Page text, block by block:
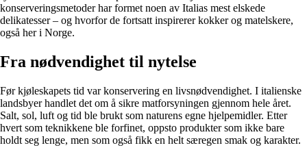
konserveringsmetoder har formet noen av Italias mest elskede
delikatesser – og hvorfor de fortsatt inspirerer kokker og matelskere,
også her i Norge.
Fra nødvendighet til nytelse
Før kjøleskapets tid var konservering en livsnødvendighet. I italienske
landsbyer handlet det om å sikre matforsyningen gjennom hele året.
Salt, sol, luft og tid ble brukt som naturens egne hjelpemidler. Etter
hvert som teknikkene ble forfinet, oppsto produkter som ikke bare
holdt seg lenge, men som også fikk en helt særegen smak og karakter.